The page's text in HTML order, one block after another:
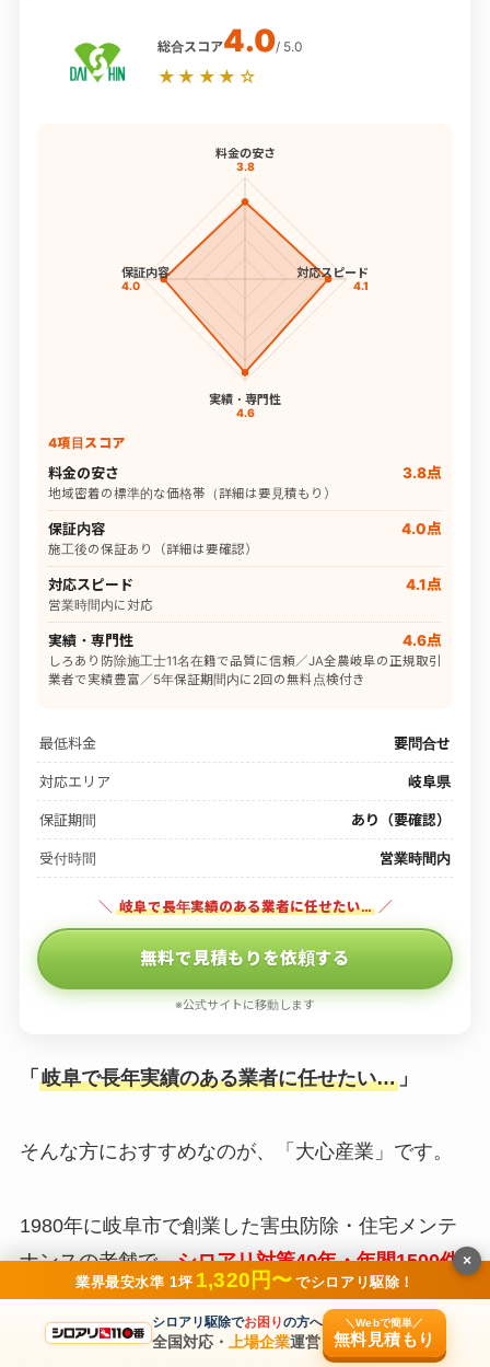
総合スコア4.0/ 5.0
★★★★☆
料金の安さ
3.8
対応スピード
4.1
実績・専門性
4.6
保証内容
4.0
4項目スコア
料金の安さ 3.8点
地域密着の標準的な価格帯（詳細は要見積もり）
保証内容 4.0点
施工後の保証あり（詳細は要確認）
対応スピード 4.1点
営業時間内に対応
実績・専門性 4.6点
しろあり防除施工士11名在籍で品質に信頼／JA全農岐阜の正規取引
業者で実績豊富／5年保証期間内に2回の無料点検付き
最低料金 要問合せ
対応エリア 岐阜県
保証期間 あり（要確認）
受付時間 営業時間内
＼ 岐阜で長年実績のある業者に任せたい… ／
無料で見積もりを依頼する
※公式サイトに移動します
「 岐阜で長年実績のある業者に任せたい…」
そんな方におすすめなのが、「大心産業」です。
1980年に岐阜市で創業した害虫防除・住宅メンテ
ナンスの老舗で、シロアリ対策40年・年間1500件
以上の施工実績を誇る地元密着業者です。
業界最安水準 1坪 1,320円〜 でシロアリ駆除！
シロアリ駆除でお困りの方へ
全国対応・ 上場企業運営
＼Webで簡単／
無料見積もり
×